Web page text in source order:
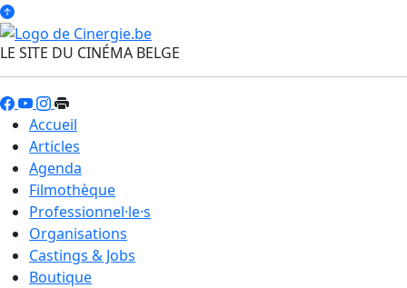
LE SITE DU CINÉMA BELGE
Accueil
Articles
Agenda
Filmothèque
Professionnel·le·s
Organisations
Castings & Jobs
Boutique